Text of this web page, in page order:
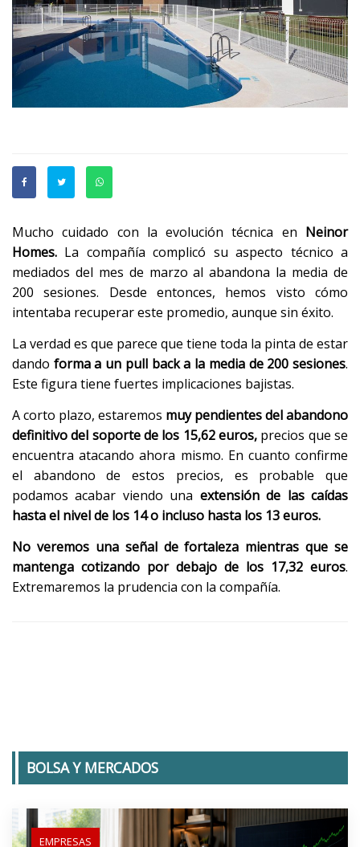
Mucho cuidado con la evolución técnica en Neinor
Homes. La compañía complicó su aspecto técnico a
mediados del mes de marzo al abandona la media de
200 sesiones. Desde entonces, hemos visto cómo
intentaba recuperar este promedio, aunque sin éxito.
La verdad es que parece que tiene toda la pinta de estar
dando forma a un pull back a la media de 200 sesiones.
Este figura tiene fuertes implicaciones bajistas.
A corto plazo, estaremos muy pendientes del abandono
definitivo del soporte de los 15,62 euros, precios que se
encuentra atacando ahora mismo. En cuanto confirme
el abandono de estos precios, es probable que
podamos acabar viendo una extensión de las caídas
hasta el nivel de los 14 o incluso hasta los 13 euros.
No veremos una señal de fortaleza mientras que se
mantenga cotizando por debajo de los 17,32 euros.
Extremaremos la prudencia con la compañía.
BOLSA Y MERCADOS
EMPRESAS